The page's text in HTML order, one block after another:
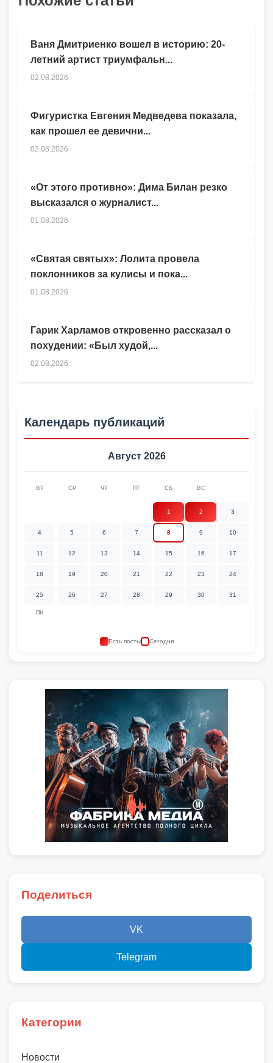
Гарик Харламов откровенно рассказал о
похудении: «Был худой,...
02.08.2026
Ваня Дмитриенко вошел в историю: 20-
летний артист триумфальн...
02.08.2026
Фигуристка Евгения Медведева показала,
как прошел ее девични...
02.08.2026
«От этого противно»: Дима Билан резко
высказался о журналист...
01.08.2026
«Святая святых»: Лолита провела
поклонников за кулисы и пока...
01.08.2026
Календарь публикаций
Август 2026
ПН
ВТ СР ЧТ ПТ СБ ВС
1 2 3
4 5 6 7 8 9 10
11 12 13 14 15 16 17
18 19 20 21 22 23 24
25 26 27 28 29 30 31
Есть посты Сегодня
Поделиться
VK
Telegram
Категории
Новости